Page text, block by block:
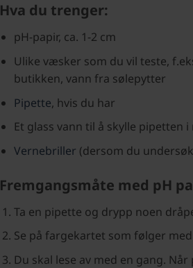
Hva du trenger:
pH-papir, ca. 1-2 cm
Ulike væsker som du vil teste,
butikken, vann fra sølepytter
Pipette, hvis du har
Et glass vann til å skylle pipetten
Vernebriller (dersom du
Fremgangsmåte med pH
Ta en pipette og drypp noen
Se på fargekartet som følger
Du skal lese av med en gang.